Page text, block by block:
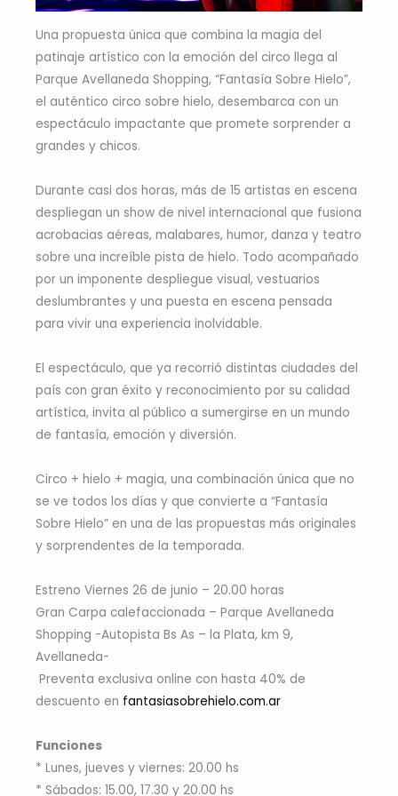
Una propuesta única que combina la magia del
patinaje artístico con la emoción del circo llega al
Parque Avellaneda Shopping, “Fantasía Sobre Hielo”,
el auténtico circo sobre hielo, desembarca con un
espectáculo impactante que promete sorprender a
grandes y chicos.
Durante casi dos horas, más de 15 artistas en escena
despliegan un show de nivel internacional que fusiona
acrobacias aéreas, malabares, humor, danza y teatro
sobre una increíble pista de hielo. Todo acompañado
por un imponente despliegue visual, vestuarios
deslumbrantes y una puesta en escena pensada
para vivir una experiencia inolvidable.
El espectáculo, que ya recorrió distintas ciudades del
país con gran éxito y reconocimiento por su calidad
artística, invita al público a sumergirse en un mundo
de fantasía, emoción y diversión.
Circo + hielo + magia, una combinación única que no
se ve todos los días y que convierte a “Fantasía
Sobre Hielo” en una de las propuestas más originales
y sorprendentes de la temporada.
Estreno Viernes 26 de junio – 20.00 horas
Gran Carpa calefaccionada – Parque Avellaneda
Shopping -Autopista Bs As – la Plata, km 9,
Avellaneda-
Preventa exclusiva online con hasta 40% de
descuento en fantasiasobrehielo.com.ar
Funciones
* Lunes, jueves y viernes: 20.00 hs
* Sábados: 15.00, 17.30 y 20.00 hs